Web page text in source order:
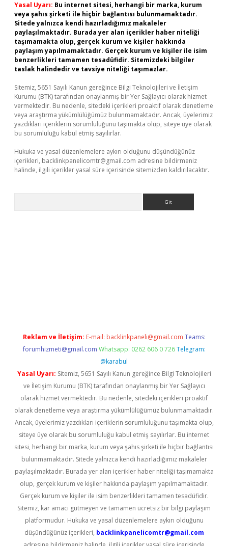
Yasal Uyarı: Bu internet sitesi, herhangi bir marka, kurum
veya şahıs şirketi ile hiçbir bağlantısı bulunmamaktadır.
Sitede yalnızca kendi hazırladığımız makaleler
paylaşılmaktadır. Burada yer alan içerikler haber niteliği
taşımamakta olup, gerçek kurum ve kişiler hakkında
paylaşım yapılmamaktadır. Gerçek kurum ve kişiler ile isim
benzerlikleri tamamen tesadüfidir. Sitemizdeki bilgiler
taslak halindedir ve tavsiye niteliği taşımazlar.
Sitemiz, 5651 Sayılı Kanun gereğince Bilgi Teknolojileri ve İletişim
Kurumu (BTK) tarafından onaylanmış bir Yer Sağlayıcı olarak hizmet
vermektedir. Bu nedenle, sitedeki içerikleri proaktif olarak denetleme
veya araştırma yükümlülüğümüz bulunmamaktadır. Ancak, üyelerimiz
yazdıkları içeriklerin sorumluluğunu taşımakta olup, siteye üye olarak
bu sorumluluğu kabul etmiş sayılırlar.
Hukuka ve yasal düzenlemelere aykırı olduğunu düşündüğünüz
içerikleri, backlinkpanelicomtr@gmail.com adresine bildirmeniz
halinde, ilgili içerikler yasal süre içerisinde sitemizden kaldırılacaktır.
Reklam ve İletişim: E-mail: backlinkpaneli@gmail.com Teams:
forumhizmeti@gmail.com Whatsapp: 0262 606 0 726 Telegram:
@karabul
Yasal Uyarı: Sitemiz, 5651 Sayılı Kanun gereğince Bilgi Teknolojileri
ve İletişim Kurumu (BTK) tarafından onaylanmış bir Yer Sağlayıcı
olarak hizmet vermektedir. Bu nedenle, sitedeki içerikleri proaktif
olarak denetleme veya araştırma yükümlülüğümüz bulunmamaktadır.
Ancak, üyelerimiz yazdıkları içeriklerin sorumluluğunu taşımakta olup,
siteye üye olarak bu sorumluluğu kabul etmiş sayılırlar. Bu internet
sitesi, herhangi bir marka, kurum veya şahıs şirketi ile hiçbir bağlantısı
bulunmamaktadır. Sitede yalnızca kendi hazırladığımız makaleler
paylaşılmaktadır. Burada yer alan içerikler haber niteliği taşımamakta
olup, gerçek kurum ve kişiler hakkında paylaşım yapılmamaktadır.
Gerçek kurum ve kişiler ile isim benzerlikleri tamamen tesadüfidir.
Sitemiz, kar amacı gütmeyen ve tamamen ücretsiz bir bilgi paylaşım
platformudur. Hukuka ve yasal düzenlemelere aykırı olduğunu
düşündüğünüz içerikleri, backlinkpanelicomtr@gmail.com